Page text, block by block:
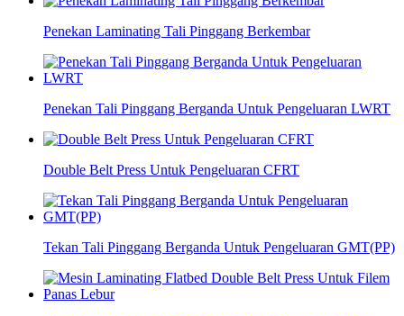
Penekan Laminating Tali Pinggang Berkembar
Penekan Tali Pinggang Berganda Untuk Pengeluaran LWRT
Double Belt Press Untuk Pengeluaran CFRT
Tekan Tali Pinggang Berganda Untuk Pengeluaran GMT(PP)